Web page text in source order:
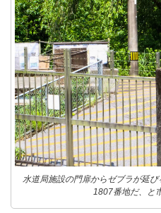
水道局施設の門扉からゼブラが延
1807番地だ、と